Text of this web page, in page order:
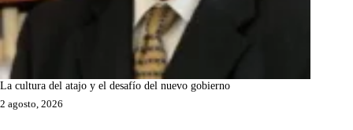
La cultura del atajo y el desafío del nuevo gobierno
2 agosto, 2026